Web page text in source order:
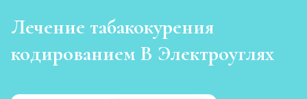
Лечение табакокурения
кодированием В Электроуглях